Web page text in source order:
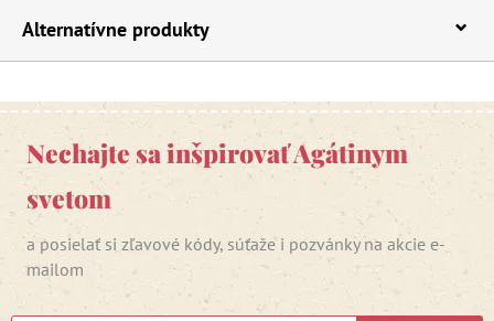
Alternatívne produkty
Nechajte sa inšpirovať Agátinym
svetom
a posielať si zľavové kódy, súťaže i pozvánky na akcie e-
mailom